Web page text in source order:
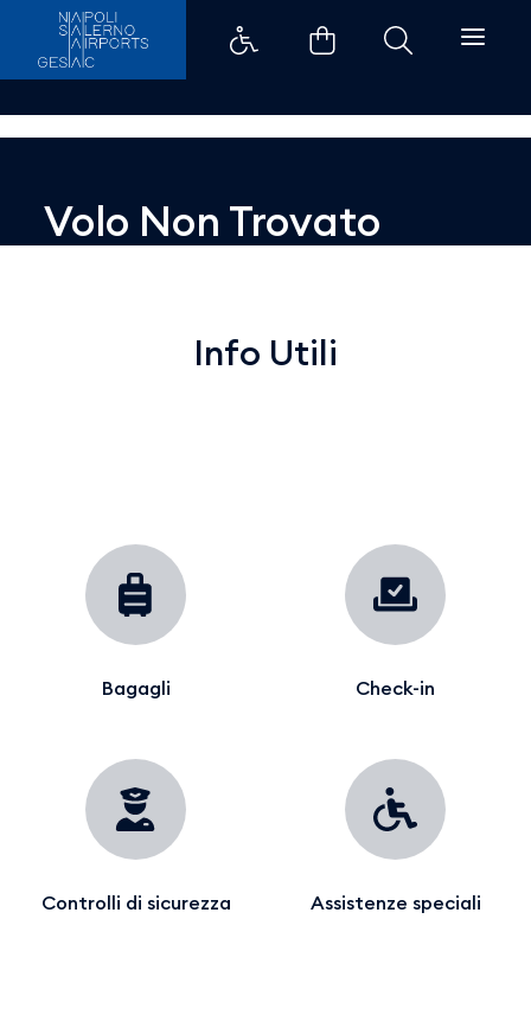
Dettaglio - Aeroporti di Napoli
Volo Non Trovato
Info Utili
Bagagli Check-in
Controlli di sicurezza Assistenze speciali